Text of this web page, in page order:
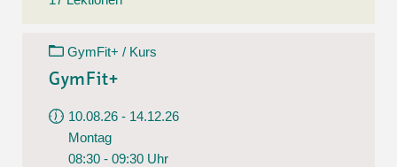
GymFit+ / Kurs
GymFit+
10.08.26 - 14.12.26
Montag
08:30 - 09:30 Uhr